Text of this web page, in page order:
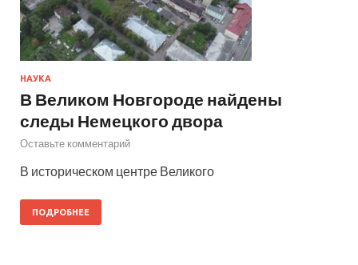
НАУКА
В Великом Новгороде найдены
следы Немецкого двора
Оставьте комментарий
В историческом центре Великого
ПОДРОБНЕЕ